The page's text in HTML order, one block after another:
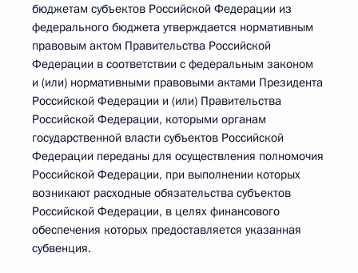
бюджетам субъектов Российской Федерации из
федерального бюджета утверждается нормативным
правовым актом Правительства Российской
Федерации в соответствии с федеральным законом
и (или) нормативными правовыми актами Президента
Российской Федерации и (или) Правительства
Российской Федерации, которыми органам
государственной власти субъектов Российской
Федерации переданы для осуществления полномочия
Российской Федерации, при выполнении которых
возникают расходные обязательства субъектов
Российской Федерации, в целях финансового
обеспечения которых предоставляется указанная
субвенция.